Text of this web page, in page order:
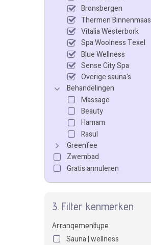
Bronsbergen
Thermen Binnenmaas
Vitalia Westerbork
Spa Woolness Texel
Blue Wellness
Sense City Spa
Overige sauna's
Behandelingen
Massage
Beauty
Hamam
Rasul
Greenfee
Zwembad
Gratis annuleren
3. Filter kenmerken
Arrangementtype
Sauna | wellness